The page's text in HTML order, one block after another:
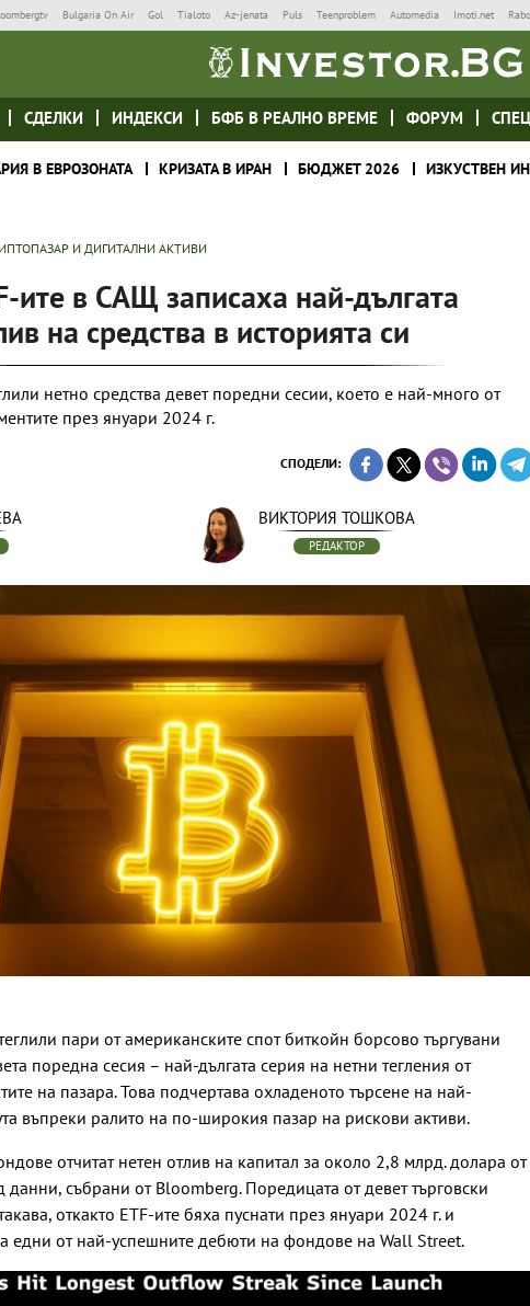
Bulgaria On Air Gol Tialoto Az-jenata Puls Teenproblem Automedia Imoti.net
СДЕЛКИ ИНДЕКСИ БФБ В РЕАЛНО ВРЕМЕ ФОРУМ
В ЕВРОЗОНАТА КРИЗАТА В ИРАН БЮДЖЕТ 2026 ИЗКУСТВЕН
И ДИГИТАЛНИ АКТИВИ
ите в САЩ записаха най-дългата
на средства в историята си
нетно средства девет поредни сесии, което е най-много от
през януари 2024 г.
СПОДЕЛИ:
ВИКТОРИЯ ТОШКОВА
РЕДАКТОР
пари от американските спот биткойн борсово търгувани
поредна сесия – най-дългата серия на нетни тегления от
на пазара. Това подчертава охладеното търсене на най-
въпреки ралито на по-широкия пазар на рискови активи.
отчитат нетен отлив на капитал за около 2,8 млрд. долара от
събрани от Bloomberg. Поредицата от девет търговски
откакто ETF-ите бяха пуснати през януари 2024 г. и
едни от най-успешните дебюти на фондове на Wall Street.